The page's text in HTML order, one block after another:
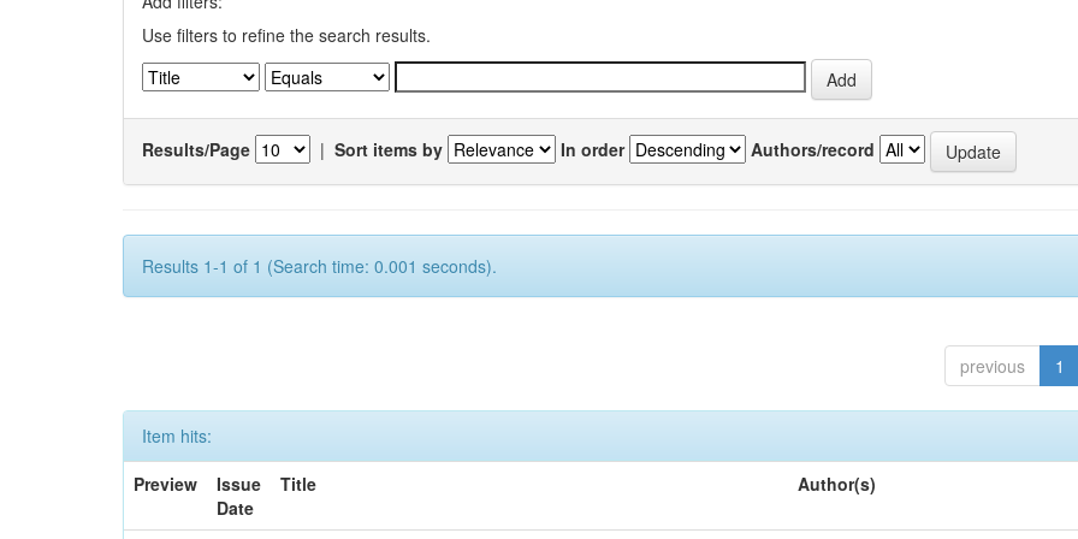
Use filters to refine the search results.
Results/Page | Sort items by In order Authors/record
Results 1-1 of 1 (Search time: 0.001 seconds).
previous 1
Item hits:
Preview
Issue
Date
Title Author(s)